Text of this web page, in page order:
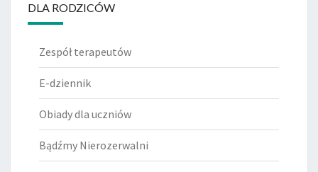
DLA RODZICÓW
Zespół terapeutów
E-dziennik
Obiady dla uczniów
Bądźmy Nierozerwalni